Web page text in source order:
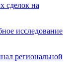
сделок на
исследование
региональной